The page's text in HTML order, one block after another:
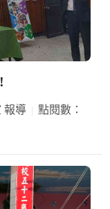
報導
點閱數：